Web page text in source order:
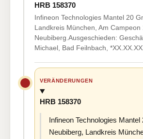
HRB 158370
Infineon Technologies Mantel 20
Landkreis München, Am Campeon
Neubiberg.Ausgeschieden:
Michael, Bad Feilnbach,
VERÄNDERUNGEN
HRB 158370
Infineon Technologies Mantel
Neubiberg, Landkreis